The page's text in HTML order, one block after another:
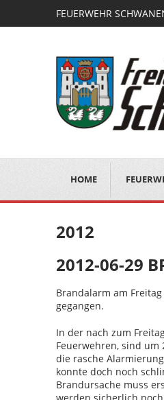
FEUERWEHR
HOME
2012
2012-06-29
Brandalarm am
gegangen.
In der nach zum
Feuerwehren, sind
die rasche
konnte doch noch
Brandursache muss